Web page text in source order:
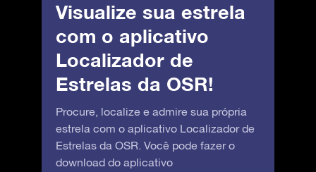
Visualize sua estrela
com o aplicativo
Localizador de
Estrelas da OSR!
Procure, localize e admire sua própria
estrela com o aplicativo Localizador de
Estrelas da OSR. Você pode fazer o
download do aplicativo